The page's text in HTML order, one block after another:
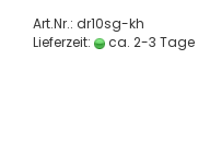
Art.Nr.: dr10sg-kh
Lieferzeit:
ca. 2-3 Tage